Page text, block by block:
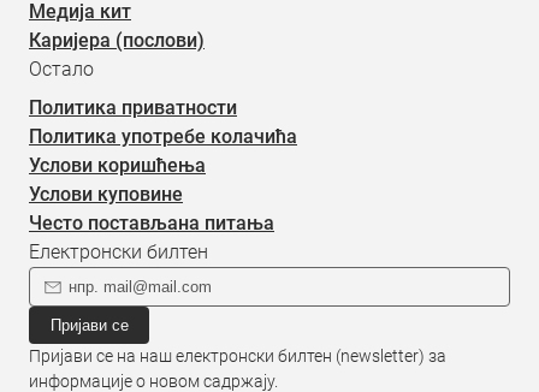
Медија кит
Каријера (послови)
Остало
Политика приватности
Политика употребе колачића
Услови коришћења
Услови куповине
Често постављана питања
Електронски билтен
Пријави се
Пријави се на наш електронски билтен (newsletter) за
информације о новом садржају.